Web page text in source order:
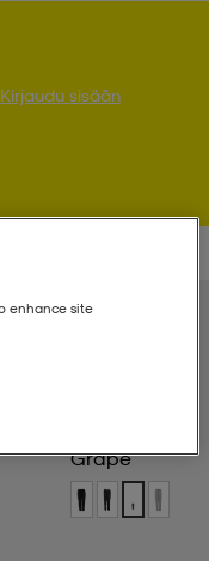
Kirjaudu sisään
Grape
enhance site